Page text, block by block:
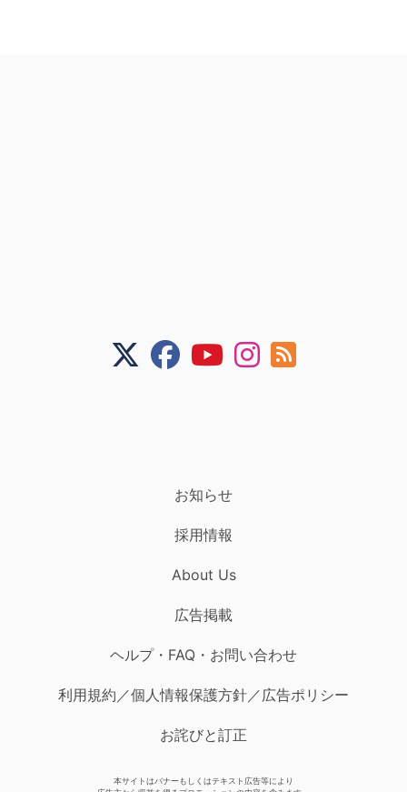
お知らせ
採用情報
About Us
広告掲載
ヘルプ・FAQ・お問い合わせ
利用規約／個人情報保護方針／広告ポリシー
お詫びと訂正
本サイトはバナーもしくはテキスト広告等により